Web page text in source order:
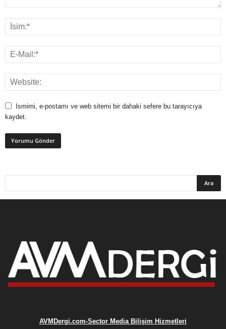
Ismimi, e-postamı ve web sitemi bir dahaki sefere bu tarayıcıya
kaydet.
AVMDergi.com-Sector Media Bilişim Hizmetleri